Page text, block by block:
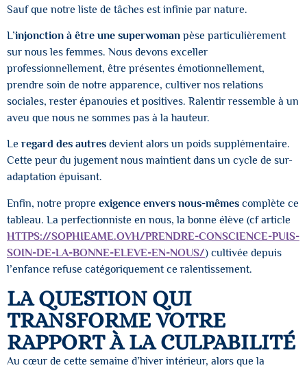
Sauf que notre liste de tâches est infinie par nature.
L’injonction à être une superwoman pèse particulièrement
sur nous les femmes. Nous devons exceller
professionnellement, être présentes émotionnellement,
prendre soin de notre apparence, cultiver nos relations
sociales, rester épanouies et positives. Ralentir ressemble à un
aveu que nous ne sommes pas à la hauteur.
Le regard des autres devient alors un poids supplémentaire.
Cette peur du jugement nous maintient dans un cycle de sur-
adaptation épuisant.
Enfin, notre propre exigence envers nous-mêmes complète ce
tableau. La perfectionniste en nous, la bonne élève (cf article
HTTPS://SOPHIEAME.OVH/PRENDRE-CONSCIENCE-PUIS-
SOIN-DE-LA-BONNE-ELEVE-EN-NOUS/) cultivée depuis
l’enfance refuse catégoriquement ce ralentissement.
LA QUESTION QUI
TRANSFORME VOTRE
RAPPORT À LA CULPABILITÉ
Au cœur de cette semaine d’hiver intérieur, alors que la